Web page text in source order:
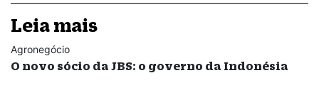
Leia mais
Agronegócio
O novo sócio da JBS: o governo da Indonésia